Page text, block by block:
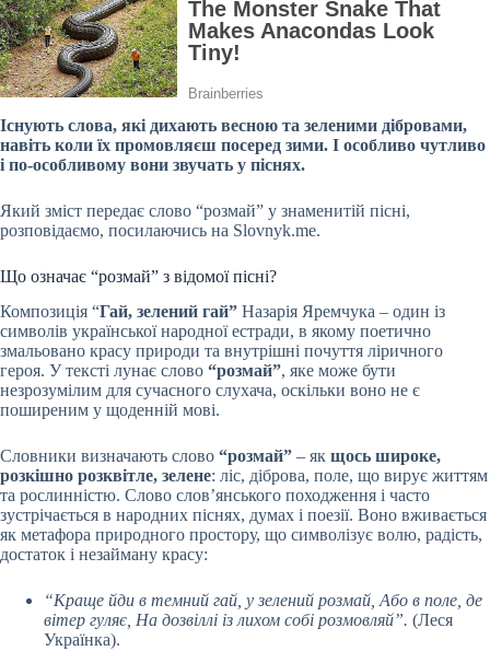
Існують слова, які дихають весною та зеленими дібровами,
навіть коли їх промовляєш посеред зими. І особливо чутливо
і по-особливому вони звучать у піснях.
Який зміст передає слово “розмай” у знаменитій пісні,
розповідаємо, посилаючись на Slovnyk.me.
Що означає “розмай” з відомої пісні?
Композиція “Гай, зелений гай” Назарія Яремчука – один із
символів української народної естради, в якому поетично
змальовано красу природи та внутрішні почуття ліричного
героя. У тексті лунає слово “розмай”, яке може бути
незрозумілим для сучасного слухача, оскільки воно не є
поширеним у щоденній мові.
Словники визначають слово “розмай” – як щось широке,
розкішно розквітле, зелене: ліс, діброва, поле, що вирує життям
та рослинністю. Слово слов’янського походження і часто
зустрічається в народних піснях, думах і поезії. Воно вживається
як метафора природного простору, що символізує волю, радість,
достаток і незайману красу:
“Краще йди в темний гай, у зелений розмай, Або в поле, де
вітер гуляє, На дозвіллі із лихом собі розмовляй”. (Леся
Українка).